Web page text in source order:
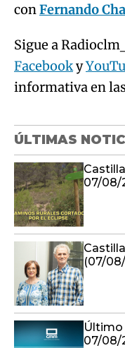
conFernando
Sigue a
Facebooky
informativa en
ÚLTIMAS
07/08/
(07/
Último
07/08/